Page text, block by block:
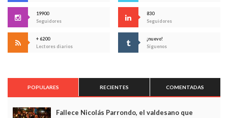
19900
Seguidores
830
Seguidores
+ 6200
Lectores diarios
¡nuevo!
Síguenos
POPULARES RECIENTES COMENTADAS
Fallece Nicolás Parrondo, el valdesano que